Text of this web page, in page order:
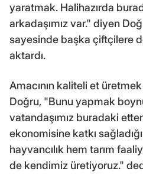
yaratmak. Halihazırda
arkadaşımız var." diyen
sayesinde başka çiftçilere
aktardı.
Amacının kaliteli et
Doğru, "Bunu yapmak
vatandaşımız buradaki
ekonomisine katkı
hayvancılık hem tarım
de kendimiz üretiyoruz."